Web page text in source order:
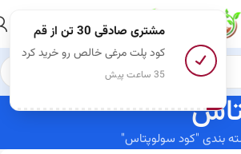
بندی "کود سولوپتاس"
مشتری صادقی 30 تن از قم
کود پلت مرغی خالص رو خرید کرد
35 ساعت پیش